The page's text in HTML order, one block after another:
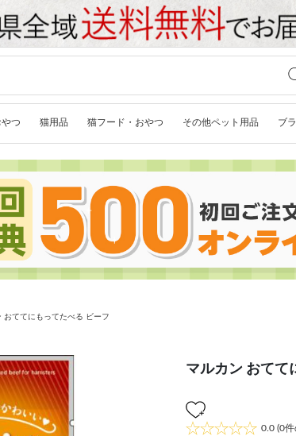
つ 猫用品 猫フード・おやつ その他ペット用品 ブ
おててにもってたべる ビーフ
マルカン おてて
0.0 (0